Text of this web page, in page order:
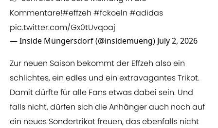
Kommentare!#effzeh #fckoeln #adidas
pic.twitter.com/Gx0tUvqoaj
— Inside Müngersdorf (@insidemueng) July 2, 2026
Zur neuen Saison bekommt der Effzeh also ein
schlichtes, ein edles und ein extravagantes Trikot.
Damit dürfte für alle Fans etwas dabei sein. Und
falls nicht, dürfen sich die Anhänger auch noch auf
ein neues Sondertrikot freuen, das ebenfalls nicht